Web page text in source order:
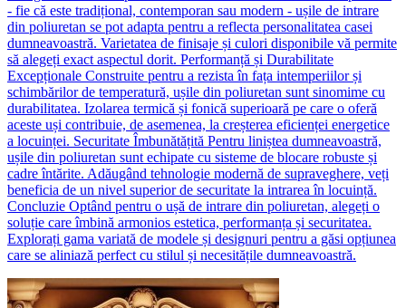
- fie că este tradițional, contemporan sau modern - ușile de intrare
din poliuretan se pot adapta pentru a reflecta personalitatea casei
dumneavoastră. Varietatea de finisaje și culori disponibile vă permite
să alegeți exact aspectul dorit. Performanță și Durabilitate
Excepționale Construite pentru a rezista în fața intemperiilor și
schimbărilor de temperatură, ușile din poliuretan sunt sinomime cu
durabilitatea. Izolarea termică și fonică superioară pe care o oferă
aceste uși contribuie, de asemenea, la creșterea eficienței energetice
a locuinței. Securitate Îmbunătățită Pentru liniștea dumneavoastră,
ușile din poliuretan sunt echipate cu sisteme de blocare robuste și
cadre întărite. Adăugând tehnologie modernă de supraveghere, veți
beneficia de un nivel superior de securitate la intrarea în locuință.
Concluzie Optând pentru o ușă de intrare din poliuretan, alegeți o
soluție care îmbină armonios estetica, performanța și securitatea.
Explorați gama variată de modele și designuri pentru a găsi opțiunea
care se aliniază perfect cu stilul și necesitățile dumneavoastră.